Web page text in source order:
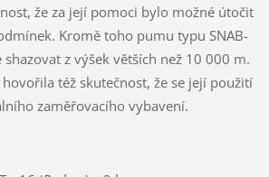
že za její pomoci bylo možné útočit
Kromě toho pumu typu SNAB-
z výšek větších než 10 000 m.
též skutečnost, že se její použití
zaměřovacího vybavení.